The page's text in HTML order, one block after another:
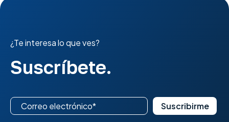
¿Te interesa lo que ves?
Suscríbete.